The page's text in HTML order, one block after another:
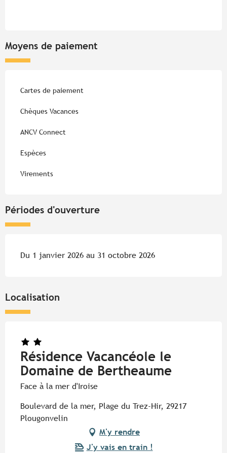
Moyens de paiement
Cartes de paiement
Chèques Vacances
ANCV Connect
Espèces
Virements
Périodes d'ouverture
Du 1 janvier 2026 au 31 octobre 2026
Localisation
Résidence Vacancéole le
Domaine de Bertheaume
Face à la mer d'Iroise
Boulevard de la mer, Plage du Trez-Hir, 29217
Plougonvelin
M'y rendre
J'y vais en train !